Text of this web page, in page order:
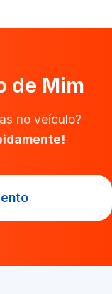
de Mim
no veículo?